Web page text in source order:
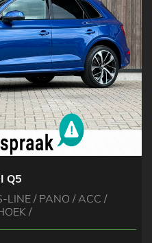
Q5
LINE / PANO / ACC /
/